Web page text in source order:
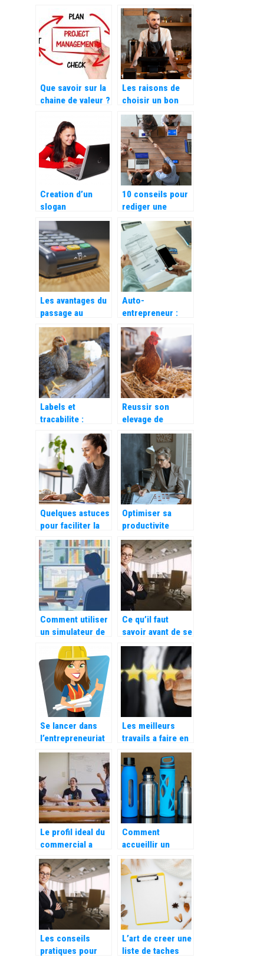
l’aménagement
professionnel
concurrentiel,
que signifie
exactement les
cinq forces de
Porter ?
Que savoir sur la
chaine de valeur ?
Les raisons de
choisir un bon
système de point
de vente (POS)
Creation d’un
slogan
publicitaire
accrocheur :
comment faire ?
10 conseils pour
rediger une
publicite efficace
Les avantages du
passage au
numerique pour
les entreprises
Auto-
entrepreneur :
Les avantages
d’utiliser une
application de
facturation
Labels et
tracabilite :
comment bien
choisir sa volaille
?
Reussir son
elevage de
poulets de chair :
les bases
Quelques astuces
pour faciliter la
gestion de votre
nouvelle activite
d’auto
entrepreneurs
Optimiser sa
productivite
grace a un
module de
gestion des
entretiens
Comment utiliser
un simulateur de
salaire gratuit
pour préparer un
entretien
d’embauche
Ce qu’il faut
savoir avant de se
lancer dans
l’entrepreneuriat
Se lancer dans
l’entrepreneuriat
pour gagner sa
Les meilleurs
travails a faire en
ligne
Le profil ideal du
commercial a
recruter pour sa
startup
Comment
accueillir un
nouveau salarie
dans son
entreprise ?
Les conseils
pratiques pour
L’art de creer une
liste de taches